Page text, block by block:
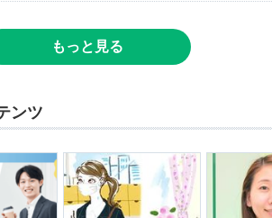
もっと見る
ンツ